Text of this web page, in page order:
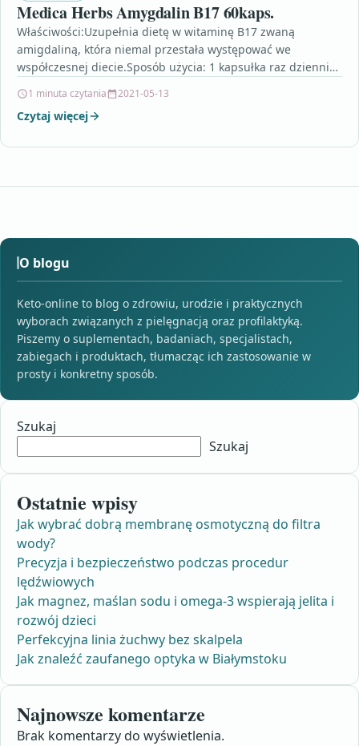
Medica Herbs Amygdalin B17 60kaps.
Właściwości:Uzupełnia dietę w witaminę B17 zwaną
amigdaliną, która niemal przestała występować we
współczesnej diecie.Sposób użycia: 1 kapsułka raz dziennie
1 minuta czytania 2021-05-13
Czytaj więcej
O blogu
Keto-online to blog o zdrowiu, urodzie i praktycznych
wyborach związanych z pielęgnacją oraz profilaktyką.
Piszemy o suplementach, badaniach, specjalistach,
zabiegach i produktach, tłumacząc ich zastosowanie w
prosty i konkretny sposób.
Szukaj
Szukaj
Ostatnie wpisy
Jak wybrać dobrą membranę osmotyczną do filtra
wody?
Precyzja i bezpieczeństwo podczas procedur
lędźwiowych
Jak magnez, maślan sodu i omega-3 wspierają jelita i
rozwój dzieci
Perfekcyjna linia żuchwy bez skalpela
Jak znaleźć zaufanego optyka w Białymstoku
Najnowsze komentarze
Brak komentarzy do wyświetlenia.